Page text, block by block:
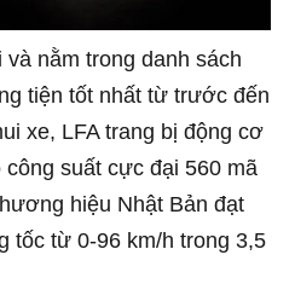
nằm trong danh sách
tiện tốt nhất từ ​​trước đến
xe, LFA trang bị động cơ
suất cực đại 560 mã
hiệu Nhật Bản đạt
tốc từ 0-96 km/h trong 3,5